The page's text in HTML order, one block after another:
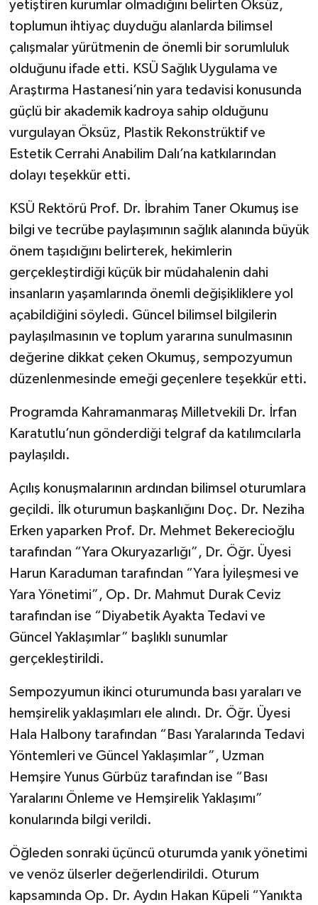
yetiştiren kurumlar olmadığını belirten Öksüz,
toplumun ihtiyaç duyduğu alanlarda bilimsel
çalışmalar yürütmenin de önemli bir sorumluluk
olduğunu ifade etti. KSÜ Sağlık Uygulama ve
Araştırma Hastanesi’nin yara tedavisi konusunda
güçlü bir akademik kadroya sahip olduğunu
vurgulayan Öksüz, Plastik Rekonstrüktif ve
Estetik Cerrahi Anabilim Dalı’na katkılarından
dolayı teşekkür etti.
KSÜ Rektörü Prof. Dr. İbrahim Taner Okumuş ise
bilgi ve tecrübe paylaşımının sağlık alanında büyük
önem taşıdığını belirterek, hekimlerin
gerçekleştirdiği küçük bir müdahalenin dahi
insanların yaşamlarında önemli değişikliklere yol
açabildiğini söyledi. Güncel bilimsel bilgilerin
paylaşılmasının ve toplum yararına sunulmasının
değerine dikkat çeken Okumuş, sempozyumun
düzenlenmesinde emeği geçenlere teşekkür etti.
Programda Kahramanmaraş Milletvekili Dr. İrfan
Karatutlu’nun gönderdiği telgraf da katılımcılarla
paylaşıldı.
Açılış konuşmalarının ardından bilimsel oturumlara
geçildi. İlk oturumun başkanlığını Doç. Dr. Neziha
Erken yaparken Prof. Dr. Mehmet Bekerecioğlu
tarafından “Yara Okuryazarlığı”, Dr. Öğr. Üyesi
Harun Karaduman tarafından “Yara İyileşmesi ve
Yara Yönetimi”, Op. Dr. Mahmut Durak Ceviz
tarafından ise “Diyabetik Ayakta Tedavi ve
Güncel Yaklaşımlar” başlıklı sunumlar
gerçekleştirildi.
Sempozyumun ikinci oturumunda bası yaraları ve
hemşirelik yaklaşımları ele alındı. Dr. Öğr. Üyesi
Hala Halbony tarafından “Bası Yaralarında Tedavi
Yöntemleri ve Güncel Yaklaşımlar”, Uzman
Hemşire Yunus Gürbüz tarafından ise “Bası
Yaralarını Önleme ve Hemşirelik Yaklaşımı”
konularında bilgi verildi.
Öğleden sonraki üçüncü oturumda yanık yönetimi
ve venöz ülserler değerlendirildi. Oturum
kapsamında Op. Dr. Aydın Hakan Küpeli “Yanıkta